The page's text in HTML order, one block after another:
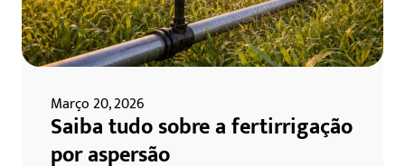
Março 20, 2026
Saiba tudo sobre a fertirrigação
por aspersão